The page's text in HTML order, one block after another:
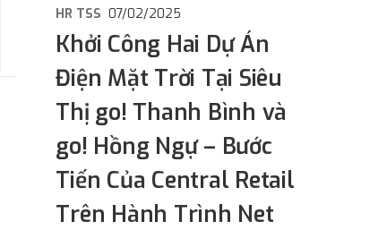
HR TSS 07/02/2025
Khởi Công Hai Dự Án
Điện Mặt Trời Tại Siêu
Thị go! Thanh Bình và
go! Hồng Ngự – Bước
Tiến Của Central Retail
Trên Hành Trình Net